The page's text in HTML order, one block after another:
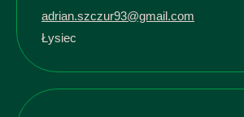
adrian.szczur93@gmail.com
Łysiec